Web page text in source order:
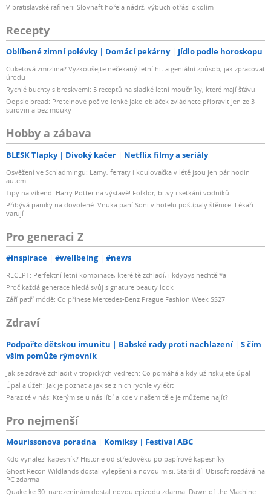
V bratislavské rafinerii Slovnaft hořela nádrž, výbuch otřásl okolím
Recepty
Oblíbené zimní polévky Domácí pekárny Jídlo podle horoskopu
Cuketová zmrzlina? Vyzkoušejte nečekaný letní hit a geniální způsob, jak zpracovat
úrodu
Rychlé buchty s broskvemi: 5 receptů na sladké letní moučníky, které mají šťávu
Oopsie bread: Proteinové pečivo lehké jako obláček zvládnete připravit jen ze 3
surovin a bez mouky
Hobby a zábava
BLESK Tlapky Divoký kačer Netflix filmy a seriály
Osvěžení ve Schladmingu: Lamy, ferraty i koulovačka v létě jsou jen pár hodin
autem
Tipy na víkend: Harry Potter na výstavě! Folklor, bitvy i setkání vodníků
Přibývá paniky na dovolené: Vnuka paní Soni v hotelu poštípaly štěnice! Lékaři
varují
Pro generaci Z
#inspirace #wellbeing #news
RECEPT: Perfektní letní kombinace, které tě zchladí, i kdybys nechtěl*a
Proč každá generace hledá svůj signature beauty look
Září patří módě: Co přinese Mercedes-Benz Prague Fashion Week SS27
Zdraví
Podpořte dětskou imunitu Babské rady proti nachlazení
S čím
vším pomůže rýmovník
Jak se zdravě zchladit v tropických vedrech: Co pomáhá a kdy už riskujete úpal
Úpal a úžeh: Jak je poznat a jak se z nich rychle vyléčit
Parazité v nás: Kterým se u nás líbí a kde v našem těle je můžeme najít?
Pro nejmenší
Mourissonova poradna Komiksy Festival ABC
Kdo vynalezl kapesník? Historie od středověku po papírové kapesníky
Ghost Recon Wildlands dostal vylepšení a novou misi. Starší díl Ubisoft rozdává na
PC zdarma
Quake ke 30. narozeninám dostal novou epizodu zdarma. Dawn of the Machine